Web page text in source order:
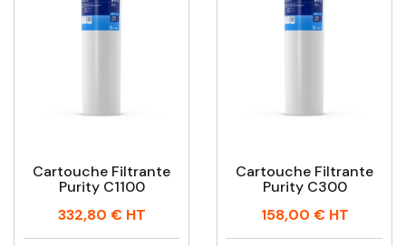
Cartouche Filtrante
Purity C1100
Prix
332,80 €HT
Cartouche Filtrante
Purity C300
Prix
158,00 €HT